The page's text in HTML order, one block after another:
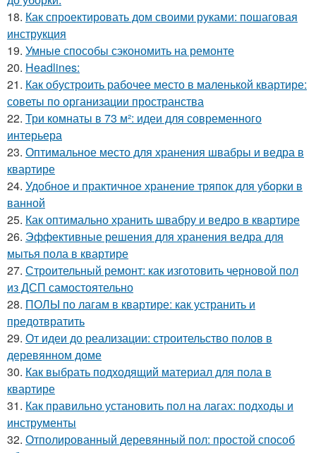
18. Как спроектировать дом своими руками: пошаговая
инструкция
19. Умные способы сэкономить на ремонте
20. Headlines:
21. Как обустроить рабочее место в маленькой квартире:
советы по организации пространства
22. Три комнаты в 73 м²: идеи для современного
интерьера
23. Оптимальное место для хранения швабры и ведра в
квартире
24. Удобное и практичное хранение тряпок для уборки в
ванной
25. Как оптимально хранить швабру и ведро в квартире
26. Эффективные решения для хранения ведра для
мытья пола в квартире
27. Строительный ремонт: как изготовить черновой пол
из ДСП самостоятельно
28. ПОЛЫ по лагам в квартире: как устранить и
предотвратить
29. От идеи до реализации: строительство полов в
деревянном доме
30. Как выбрать подходящий материал для пола в
квартире
31. Как правильно установить пол на лагах: подходы и
инструменты
32. Отполированный деревянный пол: простой способ